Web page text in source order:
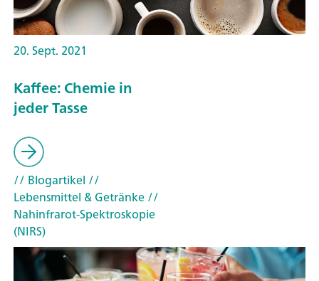
20. Sept. 2021
Kaffee: Chemie in
jeder Tasse
// Blogartikel //
Lebensmittel & Getränke//
Nahinfrarot-Spektroskopie
(NIRS)